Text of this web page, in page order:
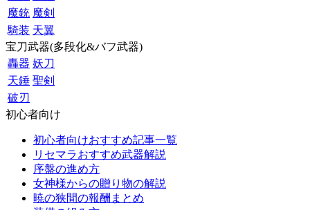
魔銃 魔剣
騎装 天翼
宝刀武器(多段化&バフ武器)
轟器 妖刀
天錘 聖剣
破刃
初心者向け
初心者向けおすすめ記事一覧
リセマラおすすめ武器解説
序盤の進め方
女神様からの贈り物の解説
暁の狭間の報酬まとめ